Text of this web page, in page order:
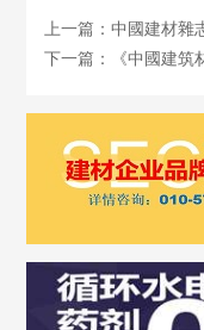
上一篇：中國建材雜
下一篇：《中國建筑